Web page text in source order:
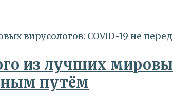
вирусологов: COVID-19 не
из лучших
путём